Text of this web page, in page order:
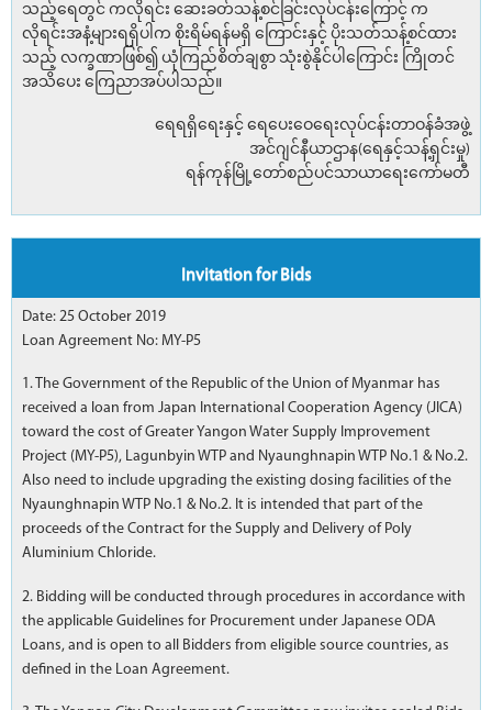
သည့်ရေတွင် ကလိုရင်း ဆေးခတ်သန့်စင်ခြင်းလုပ်ငန်းကြောင့် က
လိုရင်းအနံ့များရရှိပါက စိုးရိမ်ရန်မရှိ ကြောင်းနှင့် ပိုးသတ်သန့်စင်ထား
သည့် လက္ခဏာဖြစ်၍ ယုံကြည်စိတ်ချစွာ သုံးစွဲနိုင်ပါကြောင်း ကြိုတင်
အသိပေး ကြေညာအပ်ပါသည်။
ရေရရှိရေးနှင့် ရေပေးဝေရေးလုပ်ငန်းတာဝန်ခံအဖွဲ့
အင်ဂျင်နီယာဌာန(ရေနှင့်သန့်ရှင်းမှု)
ရန်ကုန်မြို့တော်စည်ပင်သာယာရေးကော်မတီ
Invitation for Bids
Date: 25 October 2019
Loan Agreement No: MY-P5
1. The Government of the Republic of the Union of Myanmar has
received a loan from Japan International Cooperation Agency (JICA)
toward the cost of Greater Yangon Water Supply Improvement
Project (MY-P5), Lagunbyin WTP and Nyaunghnapin WTP No.1 & No.2.
Also need to include upgrading the existing dosing facilities of the
Nyaunghnapin WTP No.1 & No.2. It is intended that part of the
proceeds of the Contract for the Supply and Delivery of Poly
Aluminium Chloride.
2. Bidding will be conducted through procedures in accordance with
the applicable Guidelines for Procurement under Japanese ODA
Loans, and is open to all Bidders from eligible source countries, as
defined in the Loan Agreement.